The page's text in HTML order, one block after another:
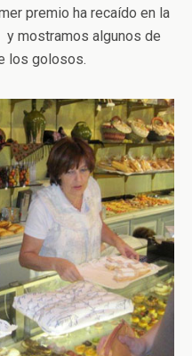
premio ha recaído en la
y mostramos algunos de
los golosos.